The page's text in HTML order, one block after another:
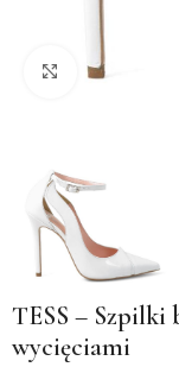
Kliknij, aby
TESS – Szpilki
wycięciami